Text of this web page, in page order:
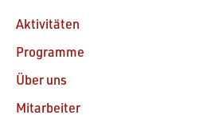
Aktivitäten
Programme
Über uns
Mitarbeiter